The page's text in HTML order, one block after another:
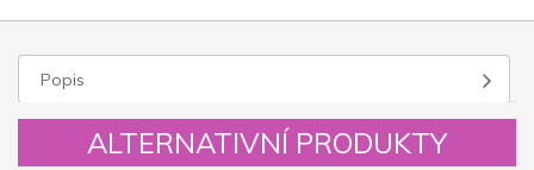
Popis
ALTERNATIVNÍ PRODUKTY